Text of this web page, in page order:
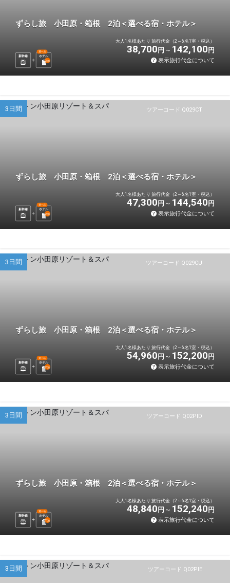
ずらし旅 小田原・箱根 2泊＜選べる宿・ホテル＞
新幹線 ホテル
選べる
2泊
大人1名様あたり 旅行代金（2～6名1室・税込）
38,700 円 142,100 円
表示旅行代金について
ツアーコード Q029CT
3日間
ずらし旅 小田原・箱根 2泊＜選べる宿・ホテル＞
新幹線 ホテル
選べる
2泊
大人1名様あたり 旅行代金（2～6名1室・税込）
47,300 円 144,540 円
表示旅行代金について
ツアーコード Q029CU
3日間
ずらし旅 小田原・箱根 2泊＜選べる宿・ホテル＞
新幹線 ホテル
選べる
2泊
大人1名様あたり 旅行代金（2～6名1室・税込）
54,960 円 152,200 円
表示旅行代金について
ツアーコード Q02PID
3日間
ずらし旅 小田原・箱根 2泊＜選べる宿・ホテル＞
新幹線 ホテル
選べる
2泊
大人1名様あたり 旅行代金（2～6名1室・税込）
48,840 円 152,240 円
表示旅行代金について
ツアーコード Q02PIE
3日間